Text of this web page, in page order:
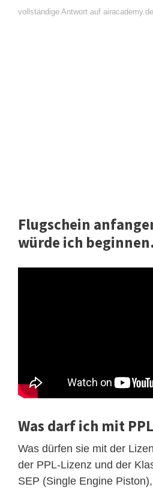
vollständige Antwort auf
Flugschein
würde ich beginnen.
Was darf ich mit
Was dürfen sie mit der
der PPL-Lizenz und der
SEP (Single Engine